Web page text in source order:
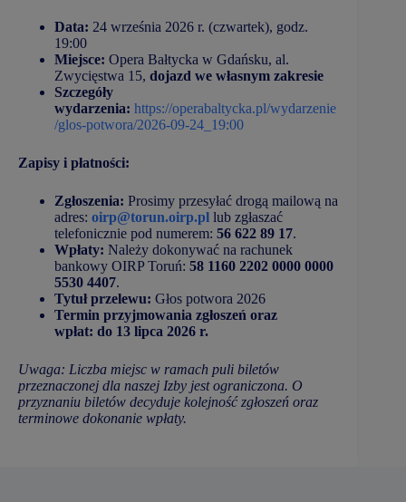
Data: 24 września 2026 r. (czwartek), godz.
19:00
Miejsce: Opera Bałtycka w Gdańsku, al.
Zwycięstwa 15, dojazd we własnym zakresie
Szczegóły
wydarzenia: https://operabaltycka.pl/wydarzenie
/glos-potwora/2026-09-24_19:00
Zapisy i płatności:
Zgłoszenia: Prosimy przesyłać drogą mailową na
adres: oirp@torun.oirp.pl lub zgłaszać
telefonicznie pod numerem: 56 622 89 17.
Wpłaty: Należy dokonywać na rachunek
bankowy OIRP Toruń: 58 1160 2202 0000 0000
5530 4407.
Tytuł przelewu: Głos potwora 2026
Termin przyjmowania zgłoszeń oraz
wpłat: do 13 lipca 2026 r.
Uwaga: Liczba miejsc w ramach puli biletów
przeznaczonej dla naszej Izby jest ograniczona. O
przyznaniu biletów decyduje kolejność zgłoszeń oraz
terminowe dokonanie wpłaty.